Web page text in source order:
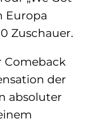
Europa
Zuschauer.
Comeback
der
absoluter